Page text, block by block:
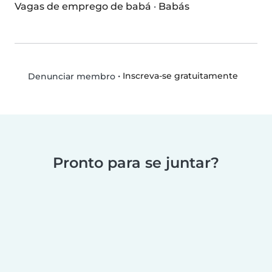
Vagas de emprego de babá · Babás
Denunciar membro• Inscreva-se gratuitamente
Pronto para se juntar?